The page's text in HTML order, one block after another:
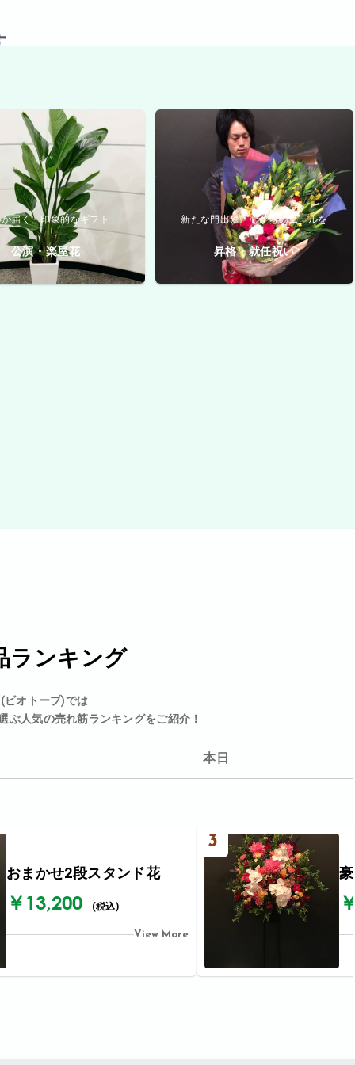
届く、印象的なギフト
公演・楽屋花
新たな門出に、心からのエールを
昇格・就任祝い
ランキング
オトープ)では
ぶ人気の売れ筋ランキングをご紹介！
本日
おまかせ2段スタンド花
￥13,200 (税込)
View More
3